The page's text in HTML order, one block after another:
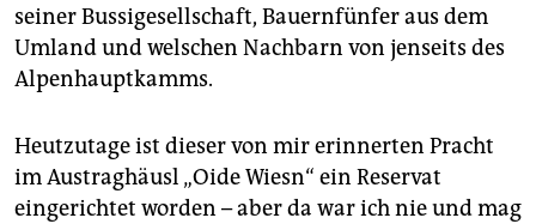
seiner Bussigesellschaft, Bauernfünfer aus dem
Umland und welschen Nachbarn von jenseits des
Alpenhauptkamms.
Heutzutage ist dieser von mir erinnerten Pracht
im Austraghäusl „Oide Wiesn“ ein Reservat
eingerichtet worden – aber da war ich nie und mag